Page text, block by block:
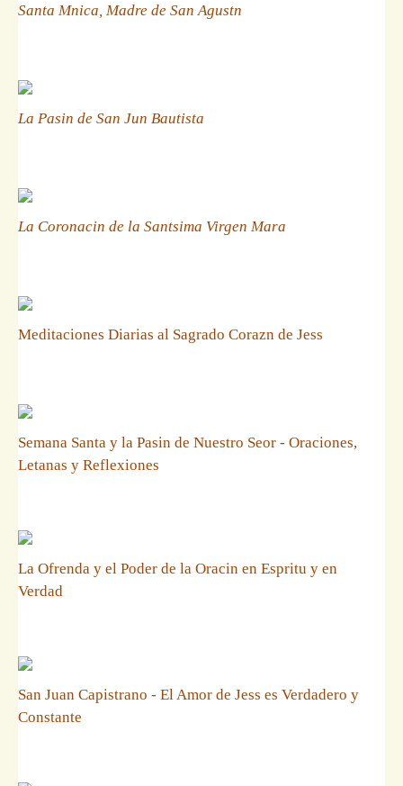
Santa Mnica, Madre de San Agustn
La Pasin de San Jun Bautista
La Coronacin de la Santsima Virgen Mara
Meditaciones Diarias al Sagrado Corazn de Jess
Semana Santa y la Pasin de Nuestro Seor - Oraciones,
Letanas y Reflexiones
La Ofrenda y el Poder de la Oracin en Espritu y en
Verdad
San Juan Capistrano - El Amor de Jess es Verdadero y
Constante